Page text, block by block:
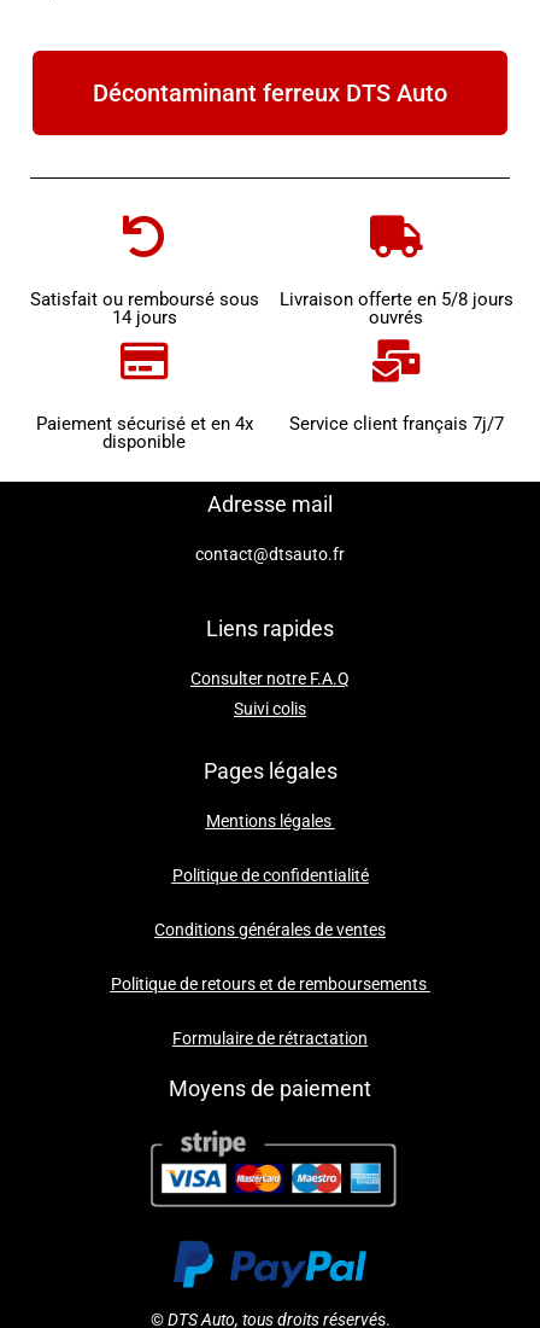
Décontaminant ferreux DTS Auto
Satisfait ou remboursé sous
14 jours
Livraison offerte en 5/8 jours
ouvrés
Paiement sécurisé et en 4x
disponible
Service client français 7j/7
Adresse mail
contact@dtsauto.fr
Liens rapides
Consulter notre F.A.Q
Suivi colis
Pages légales
Mentions légales
Politique de confidentialité
Conditions générales de ventes
Politique de retours et de remboursements
Formulaire de rétractation
Moyens de paiement
©DTS Auto, tous droits réservés.